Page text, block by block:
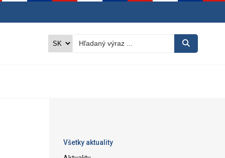
Všetky aktuality